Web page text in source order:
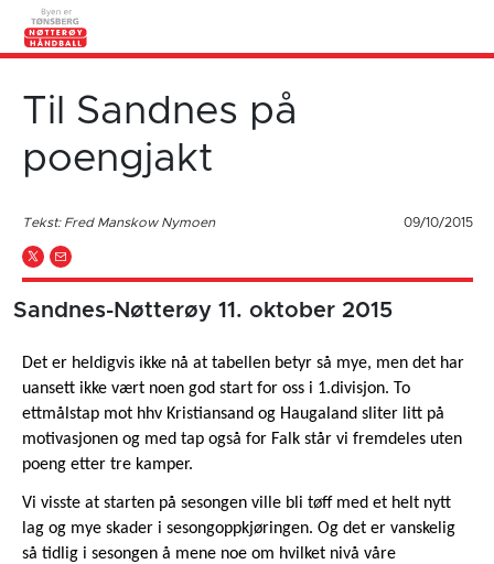
Til Sandnes på
poengjakt
Tekst: Fred Manskow Nymoen 09/10/2015
Sandnes-Nøtterøy 11. oktober 2015
Det er heldigvis ikke nå at tabellen betyr så mye, men det har
uansett ikke vært noen god start for oss i 1.divisjon. To
ettmålstap mot hhv Kristiansand og Haugaland sliter litt på
motivasjonen og med tap også for Falk står vi fremdeles uten
poeng etter tre kamper.
Vi visste at starten på sesongen ville bli tøff med et helt nytt
lag og mye skader i sesongoppkjøringen. Og det er vanskelig
så tidlig i sesongen å mene noe om hvilket nivå våre